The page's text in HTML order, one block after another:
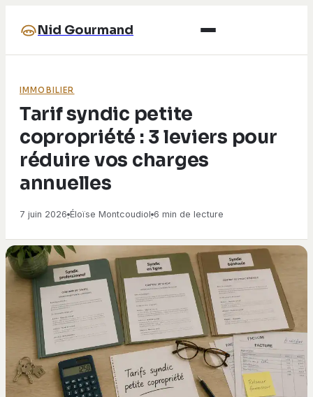
Nid Gourmand
IMMOBILIER
Tarif syndic petite
copropriété : 3 leviers pour
réduire vos charges
annuelles
7 juin 2026·Éloïse Montcoudiol·6 min de lecture